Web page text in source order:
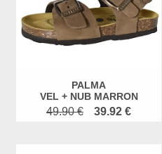
PALMA
VEL + NUB MARRON
49.90 € 39.92 €